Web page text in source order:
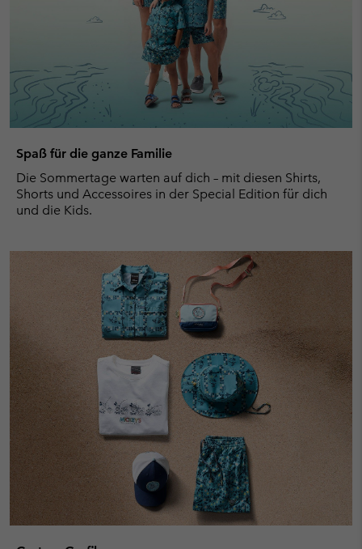
Spaß für die ganze Familie
Die Sommertage warten auf dich – mit diesen Shirts,
Shorts und Accessoires in der Special Edition für dich
und die Kids.